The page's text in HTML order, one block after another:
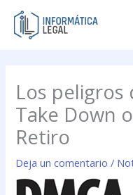
contenido
Los peligros
Take Down
Retiro
Deja un comentario /